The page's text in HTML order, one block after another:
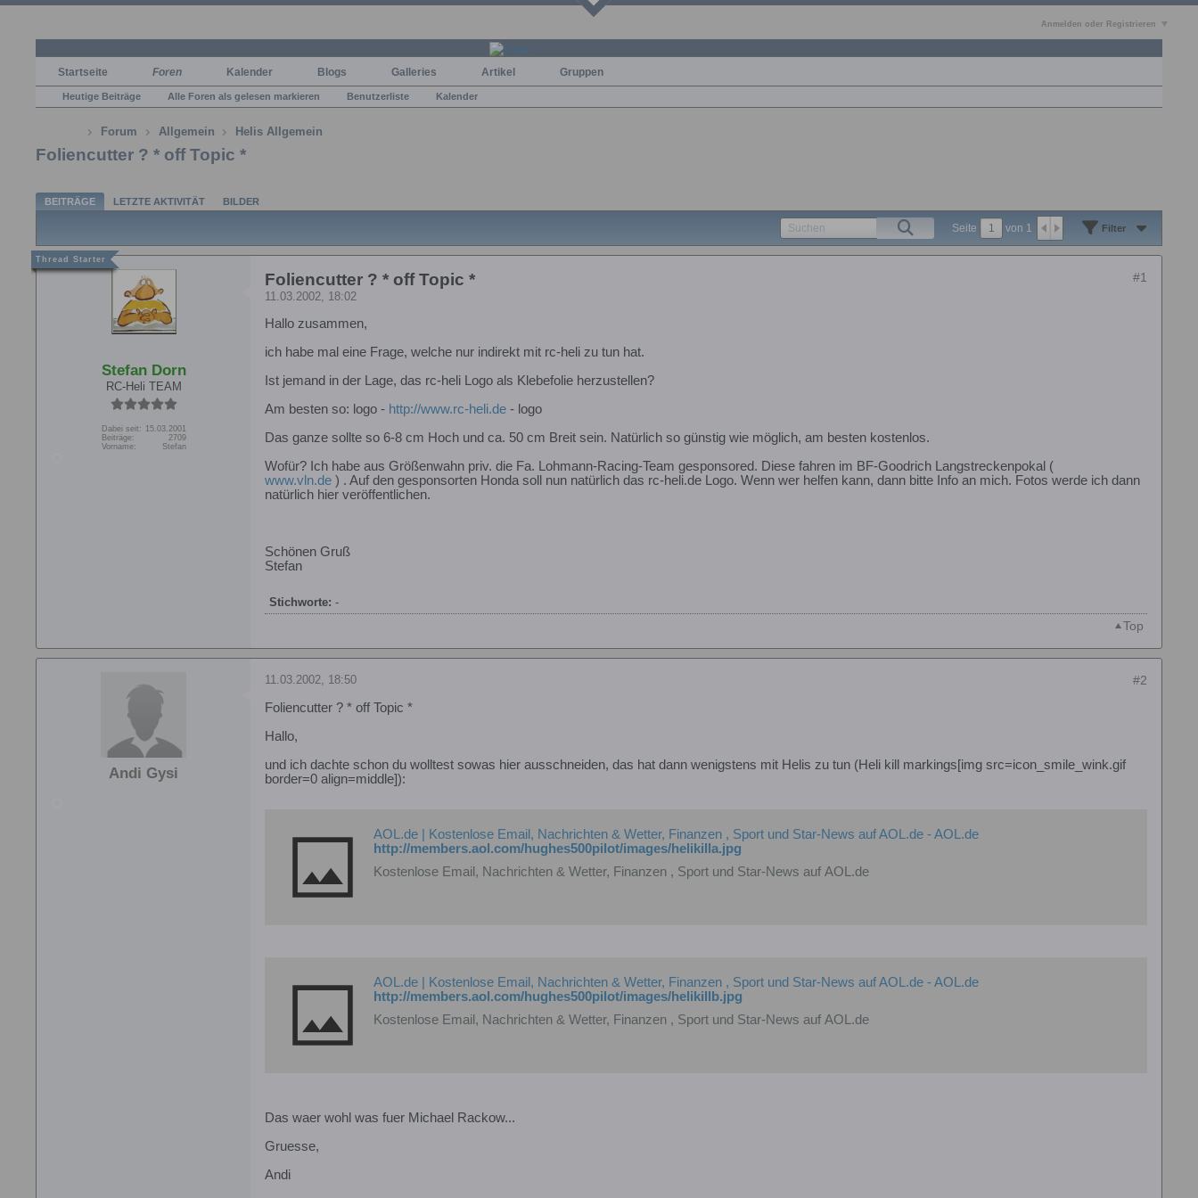
Anmelden oder Registrieren
Startseite Foren Kalender Blogs Galleries Artikel Gruppen
Heutige Beiträge Alle Foren als gelesen markieren Benutzerliste Kalender
Forum Allgemein Helis Allgemein
Foliencutter ? * off Topic *
BEITRÄGE LETZTE AKTIVITÄT BILDER
Seite von 1 Filter
Stefan Dorn
RC-Heli TEAM
Dabei seit: 15.03.2001
Beiträge:
2709
Vorname:
Stefan
#1
Foliencutter ? * off Topic *
11.03.2002, 18:02
Hallo zusammen,
ich habe mal eine Frage, welche nur indirekt mit rc-heli zu tun hat.
Ist jemand in der Lage, das rc-heli Logo als Klebefolie herzustellen?
Am besten so: logo - http://www.rc-heli.de - logo
Das ganze sollte so 6-8 cm Hoch und ca. 50 cm Breit sein. Natürlich so günstig wie möglich, am besten kostenlos.
Wofür? Ich habe aus Größenwahn priv. die Fa. Lohmann-Racing-Team gesponsored. Diese fahren im BF-Goodrich Langstreckenpokal (
www.vln.de ) . Auf den gesponsorten Honda soll nun natürlich das rc-heli.de Logo. Wenn wer helfen kann, dann bitte Info an mich. Fotos werde ich dann
natürlich hier veröffentlichen.
Schönen Gruß
Stefan
Stichworte: -
Top
Andi Gysi
#2
11.03.2002, 18:50
Foliencutter ? * off Topic *
Hallo,
und ich dachte schon du wolltest sowas hier ausschneiden, das hat dann wenigstens mit Helis zu tun (Heli kill markings[img src=icon_smile_wink.gif
border=0 align=middle]):
AOL.de | Kostenlose Email, Nachrichten & Wetter, Finanzen , Sport und Star-News auf AOL.de - AOL.de
http://members.aol.com/hughes500pilot/images/helikilla.jpg
Kostenlose Email, Nachrichten & Wetter, Finanzen , Sport und Star-News auf AOL.de
AOL.de | Kostenlose Email, Nachrichten & Wetter, Finanzen , Sport und Star-News auf AOL.de - AOL.de
http://members.aol.com/hughes500pilot/images/helikillb.jpg
Kostenlose Email, Nachrichten & Wetter, Finanzen , Sport und Star-News auf AOL.de
Das waer wohl was fuer Michael Rackow...
Gruesse,
Andi